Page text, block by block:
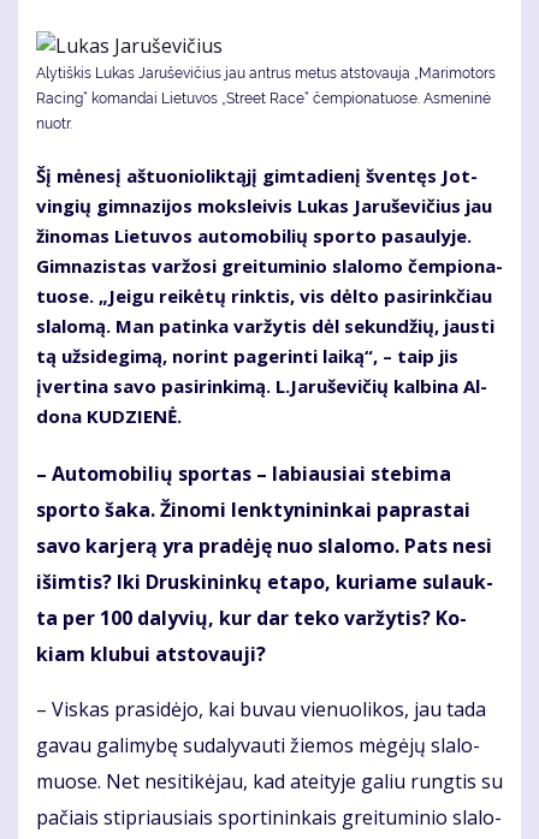
Alytiškis Lukas Jaruševičius jau antrus metus atstovauja „Marimotors
Racing“ komandai Lietuvos „Street Race“ čempionatuose. Asmeninė
nuotr.
Šį mė­ne­sį aš­tuo­nio­lik­tą­jį gim­ta­die­nį šven­tęs Jot­
vin­gių gim­na­zi­jos moks­lei­vis Lu­kas Ja­ru­še­vi­čius jau
ži­no­mas Lie­tu­vos au­to­mo­bi­lių spor­to pa­sau­ly­je.
Gim­na­zis­tas var­žo­si grei­tu­mi­nio sla­lo­mo čem­pio­na­
tuo­se. „Jei­gu rei­kė­tų rink­tis, vis dėl­to pa­si­rink­čiau
sla­lo­mą. Man pa­tin­ka var­žy­tis dėl se­kun­džių, jaus­ti
tą už­si­de­gi­mą, no­rint pa­ge­rin­ti lai­ką“, – taip jis
įver­ti­na sa­vo pa­si­rin­ki­mą. L.Ja­ru­še­vi­čių kal­bi­na Al­
do­na KU­DZIE­NĖ.
– Au­to­mo­bi­lių spor­tas – la­biau­siai ste­bi­ma
spor­to ša­ka. Ži­no­mi lenk­ty­ni­nin­kai pa­pras­tai
sa­vo kar­je­rą yra pra­dė­ję nuo sla­lo­mo. Pats ne­si
iš­im­tis? Iki Drus­ki­nin­kų eta­po, ku­ria­me su­lauk­
ta per 100 da­ly­vių, kur dar te­ko var­žy­tis? Ko­
kiam klu­bui at­sto­vau­ji?
– Vis­kas pra­si­dė­jo, kai bu­vau vie­nuo­li­kos, jau ta­da
ga­vau ga­li­my­bę su­da­ly­vau­ti žie­mos mė­gė­jų sla­lo­
muo­se. Net ne­si­ti­kė­jau, kad at­ei­ty­je ga­liu rung­tis su
pa­čiais stip­riau­siais spor­ti­nin­kais grei­tu­mi­nio sla­lo­